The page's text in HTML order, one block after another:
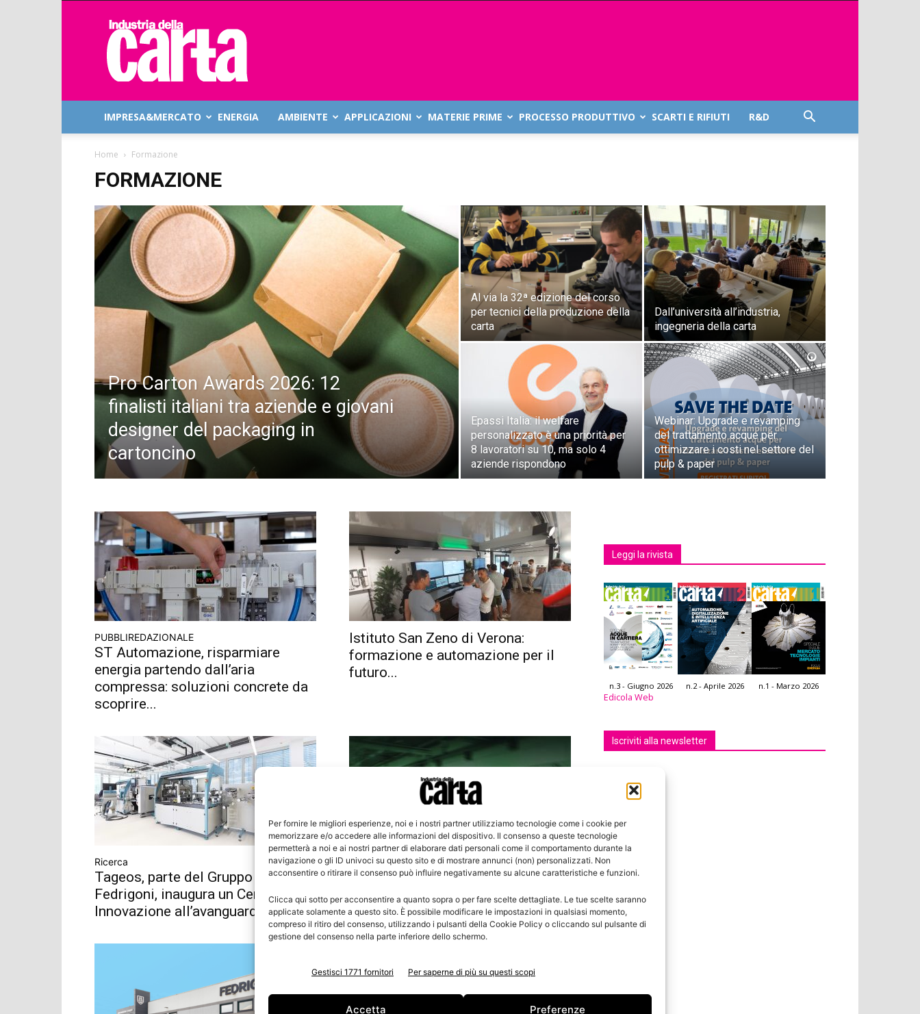
Per fornire le migliori esperienze, noi e i nostri partner utilizziamo tecnologie come i cookie per
memorizzare e/o accedere alle informazioni del dispositivo. Il consenso a queste tecnologie
permetterà a noi e ai nostri partner di elaborare dati personali come il comportamento durante la
navigazione o gli ID univoci su questo sito e di mostrare annunci (non) personalizzati. Non
acconsentire o ritirare il consenso può influire negativamente su alcune caratteristiche e funzioni.
Clicca qui sotto per acconsentire a quanto sopra o per fare scelte dettagliate. Le tue scelte saranno
applicate solamente a questo sito. È possibile modificare le impostazioni in qualsiasi momento,
compreso il ritiro del consenso, utilizzando i pulsanti della Cookie Policy o cliccando sul pulsante di
gestione del consenso nella parte inferiore dello schermo.
Gestisci 1771 fornitori Per saperne di più su questi scopi
Accetta Preferenze
Industria
della
Carta
IMPRESA&MERCATO ENERGIA AMBIENTE APPLICAZIONI MATERIE PRIME PROCESSO PRODUTTIVO SCARTI E RIFIUTI R&D
Home Formazione
FORMAZIONE
Pro Carton Awards 2026: 12
finalisti italiani tra aziende e giovani
designer del packaging in
cartoncino
Al via la 32ª edizione del corso
per tecnici della produzione della
carta
Dall’università all’industria,
ingegneria della carta
Epassi Italia: il welfare
personalizzato è una priorità per
8 lavoratori su 10, ma solo 4
aziende rispondono
Webinar: Upgrade e revamping
del trattamento acque per
ottimizzare i costi nel settore del
pulp & paper
PUBBLIREDAZIONALE
ST Automazione, risparmiare
energia partendo dall’aria
compressa: soluzioni concrete da
scoprire...
Istituto San Zeno di Verona:
formazione e automazione per il
futuro...
Ricerca
Tageos, parte del Gruppo
Fedrigoni, inaugura un Centro di
Innovazione all’avanguardia
Formazione
Istituto Salesiano San Zeno, aperte
le pre-iscrizioni al corso di
tecnologia...
Leggi la rivista
n.3 - Giugno 2026 n.2 - Aprile 2026 n.1 - Marzo 2026
Edicola Web
Iscriviti alla newsletter